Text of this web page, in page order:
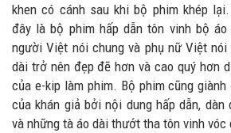
khen có cánh sau khi bộ phim khép
đây là bộ phim hấp dẫn tôn vinh bộ
người Việt nói chung và phụ nữ Việt
dài trở nên đẹp đẽ hơn và cao quý hơn
của e-kip làm phim. Bộ phim cũng
của khán giả bởi nội dung hấp dẫn, dàn
và những tà áo dài thướt tha tôn vinh vóc